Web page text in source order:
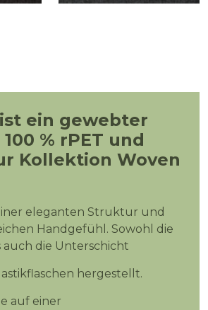
ein gewebter
% rPET und
Kollektion Woven
eleganten Struktur und
Handgefühl. Sowohl die
auch die Unterschicht
hergestellt.
auf einer